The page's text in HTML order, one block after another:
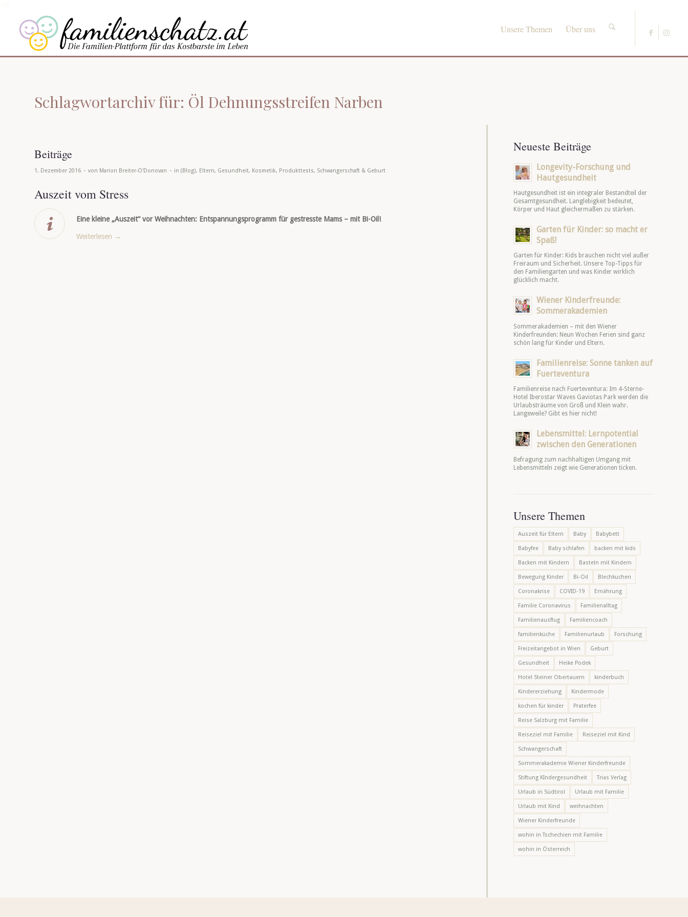
Unsere Themen Über uns
Schlagwortarchiv für: Öl Dehnungsstreifen Narben
Beiträge
1. Dezember 2016 - von Marion Breiter-O'Donovan - in (Blog), Eltern, Gesundheit, Kosmetik, Produkttests, Schwangerschaft & Geburt
Auszeit vom Stress
Eine kleine „Auszeit“ vor Weihnachten: Entspannungsprogramm für gestresste Mams – mit Bi-Oil!
Weiterlesen →
Neueste Beiträge
Longevity-Forschung und
Hautgesundheit
Hautgesundheit ist ein integraler Bestandteil der
Gesamtgesundheit. Langlebigkeit bedeutet,
Körper und Haut gleichermaßen zu stärken.
Garten für Kinder: so macht er
Spaß!
Garten für Kinder: Kids brauchen nicht viel außer
Freiraum und Sicherheit. Unsere Top-Tipps für
den Familiengarten und was Kinder wirklich
glücklich macht.
Wiener Kinderfreunde:
Sommerakademien
Sommerakademien – mit den Wiener
Kinderfreunden: Neun Wochen Ferien sind ganz
schön lang für Kinder und Eltern.
Familienreise: Sonne tanken auf
Fuerteventura
Familienreise nach Fuerteventura: Im 4-Sterne-
Hotel Iberostar Waves Gaviotas Park werden die
Urlaubsträume von Groß und Klein wahr.
Langeweile? Gibt es hier nicht!
Lebensmittel: Lernpotential
zwischen den Generationen
Befragung zum nachhaltigen Umgang mit
Lebensmitteln zeigt wie Generationen ticken.
Unsere Themen
Auszeit für Eltern Baby Babybett
Babyfee Baby schlafen backen mit kids
Backen mit Kindern Basteln mit Kindern
Bewegung Kinder Bi-Oil Blechkuchen
Coronakrise COVID-19 Ernährung
Familie Coronavirus Familienalltag
Familienausflug Familiencoach
familienküche Familienurlaub Forschung
Freizeitangebot in Wien Geburt
Gesundheit Heike Podek
Hotel Steiner Obertauern kinderbuch
Kindererziehung Kindermode
kochen für kinder Praterfee
Reise Salzburg mit Familie
Reiseziel mit Familie Reiseziel mit Kind
Schwangerschaft
Sommerakademie Wiener Kinderfreunde
Stiftung KIndergesundheit Trias Verlag
Urlaub in Südtirol Urlaub mit Familie
Urlaub mit Kind weihnachten
Wiener Kinderfreunde
wohin in Tschechien mit Familie
wohin in Österreich